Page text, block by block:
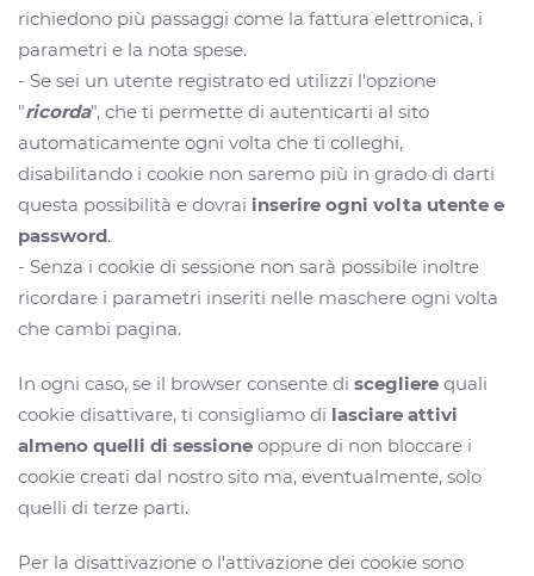
richiedono più passaggi come la fattura elettronica, i
parametri e la nota spese.
- Se sei un utente registrato ed utilizzi l'opzione
"ricorda", che ti permette di autenticarti al sito
automaticamente ogni volta che ti colleghi,
disabilitando i cookie non saremo più in grado di darti
questa possibilità e dovrai inserire ogni volta utente e
password.
- Senza i cookie di sessione non sarà possibile inoltre
ricordare i parametri inseriti nelle maschere ogni volta
che cambi pagina.
In ogni caso, se il browser consente di scegliere quali
cookie disattivare, ti consigliamo di lasciare attivi
almeno quelli di sessione oppure di non bloccare i
cookie creati dal nostro sito ma, eventualmente, solo
quelli di terze parti.
Per la disattivazione o l'attivazione dei cookie sono